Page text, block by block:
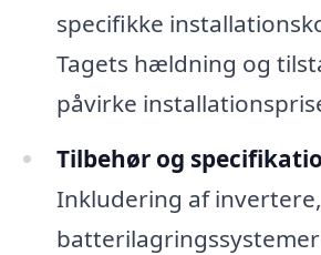
specifikke
Tagets hældning og
påvirke
Tilbehør og
Inkludering af invertere,